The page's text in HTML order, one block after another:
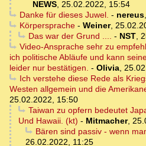
NEWS, 25.02.2022, 15:54
Danke für dieses Juwel. - nereus,
Körpersprache- Weiner,
Das war der Grund .... - NST,
Video-Ansprache sehr zu
ich politische Abläufe und kann
leider nur bestätigen. - Olivia,
Ich verstehe diese Rede als
Westen allgemein und die
25.02.2022, 15:50
Taiwan zu opfern bedeutet
Und Hawaii. (kt) - Mitmacher,
Bären sind passiv - wenn
26.02.2022, 11:25